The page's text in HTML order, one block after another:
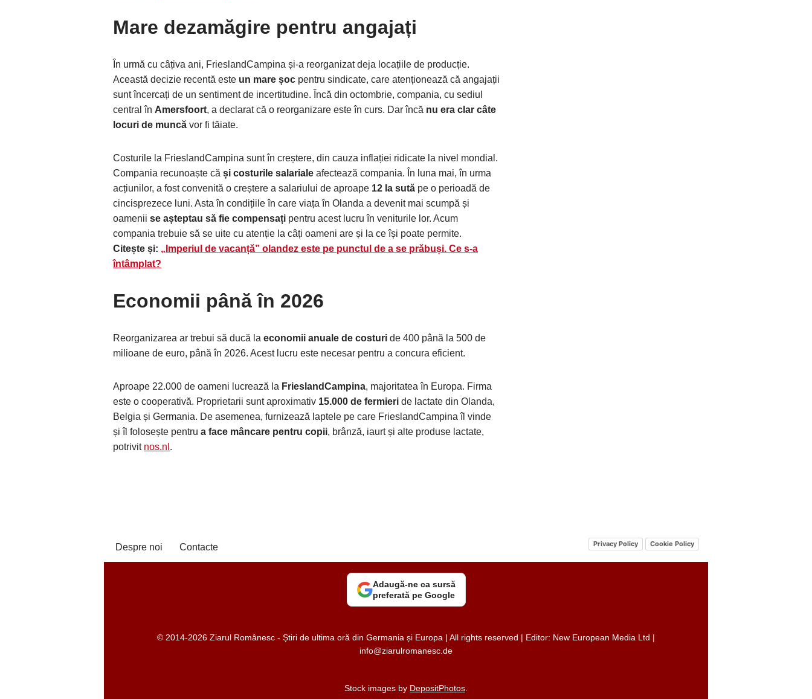
Mare dezamăgire pentru angajați
În urmă cu câțiva ani, FrieslandCampina și-a reorganizat deja locațiile de producție.
Această decizie recentă este un mare șoc pentru sindicate, care atenționează că angajații
sunt încercați de un sentiment de incertitudine. Încă din octombrie, compania, cu sediul
central în Amersfoort, a declarat că o reorganizare este în curs. Dar încă nu era clar câte
locuri de muncă vor fi tăiate.
Costurile la FrieslandCampina sunt în creștere, din cauza inflației ridicate la nivel mondial.
Compania recunoaște că și costurile salariale afectează compania. În luna mai, în urma
acțiunilor, a fost convenită o creștere a salariului de aproape 12 la sută pe o perioadă de
cincisprezece luni. Asta în condițiile în care viața în Olanda a devenit mai scumpă și
oamenii se așteptau să fie compensați pentru acest lucru în veniturile lor. Acum
compania trebuie să se uite cu atenție la câți oameni are și la ce își poate permite.
Citește și: „Imperiul de vacanță” olandez este pe punctul de a se prăbuși. Ce s-a
întâmplat?
Economii până în 2026
Reorganizarea ar trebui să ducă la economii anuale de costuri de 400 până la 500 de
milioane de euro, până în 2026. Acest lucru este necesar pentru a concura eficient.
Aproape 22.000 de oameni lucrează la FrieslandCampina, majoritatea în Europa. Firma
este o cooperativă. Proprietarii sunt aproximativ 15.000 de fermieri de lactate din Olanda,
Belgia și Germania. De asemenea, furnizează laptele pe care FrieslandCampina îl vinde
și îl folosește pentru a face mâncare pentru copii, brânză, iaurt și alte produse lactate,
potrivit nos.nl .
Despre noi Contacte Privacy Policy Cookie Policy
Adaugă-ne ca sursă
preferată pe Google
© 2014-2026 Ziarul Românesc - Știri de ultima oră din Germania și Europa | All rights reserved | Editor: New European Media Ltd |
info@ziarulromanesc.de
Stock images by DepositPhotos